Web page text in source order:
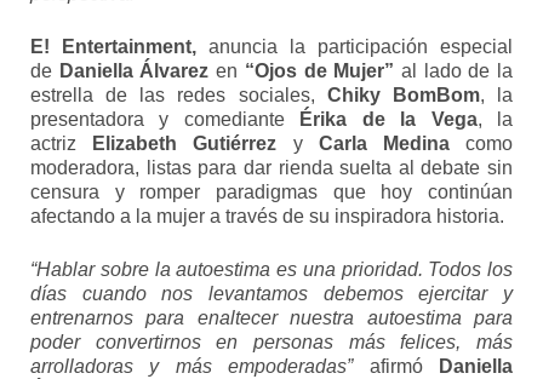
E! Entertainment, anuncia la participación especial
de Daniella Álvarez en “Ojos de Mujer” al lado de la
estrella de las redes sociales, Chiky BomBom, la
presentadora y comediante
Érika de la Vega, la
actriz
Elizabeth Gutiérrez y Carla Medinacomo
moderadora, listas para dar rienda suelta al debate sin
censura y romper paradigmas que hoy continúan
afectando a la mujer a través de su inspiradora historia.
“Hablar sobre la autoestima es una prioridad. Todos los
días cuando nos levantamos debemos ejercitar y
entrenarnos para enaltecer nuestra autoestima para
poder convertirnos en personas más felices, más
arrolladoras y más empoderadas”afirmó
Daniella